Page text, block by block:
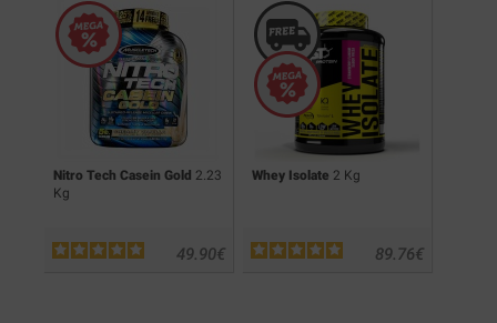
Nitro Tech Casein Gold 2.23
Kg
€
49.90
Whey Isolate 2 Kg
€
89.76